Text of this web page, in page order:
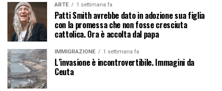
ARTE 1 settimana fa
Patti Smith avrebbe dato in adozione sua figlia
con la promessa che non fosse cresciuta
cattolica. Ora è accolta dal papa
IMMIGRAZIONE 1 settimana fa
L’invasione è incontrovertibile. Immagini da
Ceuta